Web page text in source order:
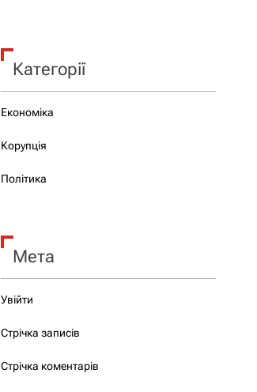
Категорії
Економіка
Корупція
Політика
Мета
Увійти
Стрічка записів
Стрічка коментарів